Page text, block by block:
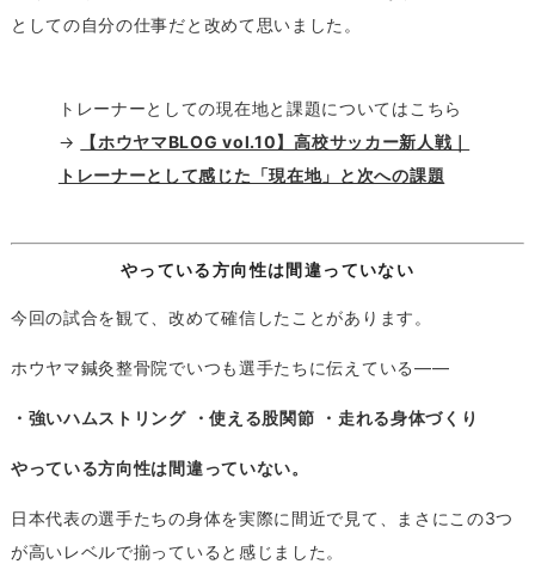
としての自分の仕事だと改めて思いました。
トレーナーとしての現在地と課題についてはこちら
→
【ホウヤマBLOG vol.10】高校サッカー新人戦｜
トレーナーとして感じた「現在地」と次への課題
やっている方向性は間違っていない
今回の試合を観て、改めて確信したことがあります。
ホウヤマ鍼灸整骨院でいつも選手たちに伝えている——
・強いハムストリング ・使える股関節 ・走れる身体づくり
やっている方向性は間違っていない。
日本代表の選手たちの身体を実際に間近で見て、まさにこの3つ
が高いレベルで揃っていると感じました。